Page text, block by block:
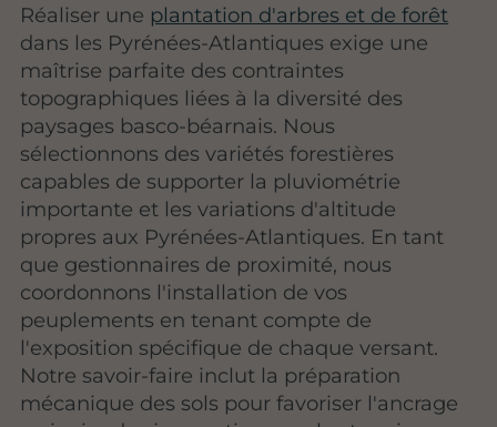
Réaliser une plantation d'arbres et de forêt
dans les Pyrénées-Atlantiques exige une
maîtrise parfaite des contraintes
topographiques liées à la diversité des
paysages basco-béarnais. Nous
sélectionnons des variétés forestières
capables de supporter la pluviométrie
importante et les variations d'altitude
propres aux Pyrénées-Atlantiques. En tant
que gestionnaires de proximité, nous
coordonnons l'installation de vos
peuplements en tenant compte de
l'exposition spécifique de chaque versant.
Notre savoir-faire inclut la préparation
mécanique des sols pour favoriser l'ancrage